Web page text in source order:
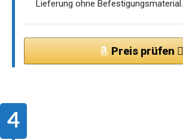
Lieferung ohne Befestigungsmaterial.
Preis prüfen